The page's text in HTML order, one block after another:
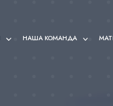
НАША КОМАНДА